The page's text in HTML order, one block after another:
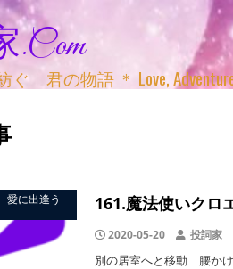
.com
ぐ 君の物語 ＊ Love,
愛に出逢う 161.魔法使いクロ
2020-05-20 投詞家
別の居室へと移動 腰か